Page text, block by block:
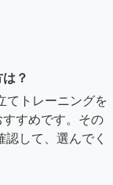
？
てトレーニングを
すめです。その
して、選んでく